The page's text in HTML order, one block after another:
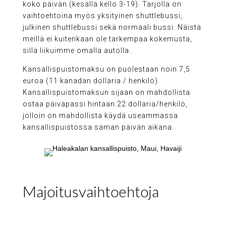
koko päivän (kesällä kello 3-19). Tarjolla on
vaihtoehtoina myös yksityinen shuttlebussi,
julkinen shuttlebussi sekä normaali bussi. Näistä
meillä ei kuitenkaan ole tarkempaa kokemusta,
sillä liikuimme omalla autolla.
Kansallispuistomaksu on puolestaan noin 7,5
euroa (11 kanadan dollaria / henkilö).
Kansallispuistomaksun sijaan on mahdollista
ostaa päiväpassi hintaan 22 dollaria/henkilö,
jolloin on mahdollista käydä useammassa
kansallispuistossa saman päivän aikana.
Majoitusvaihtoehtoja